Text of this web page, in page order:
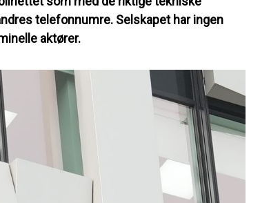
telefonnumre. Selskapet har ingen
aktører.